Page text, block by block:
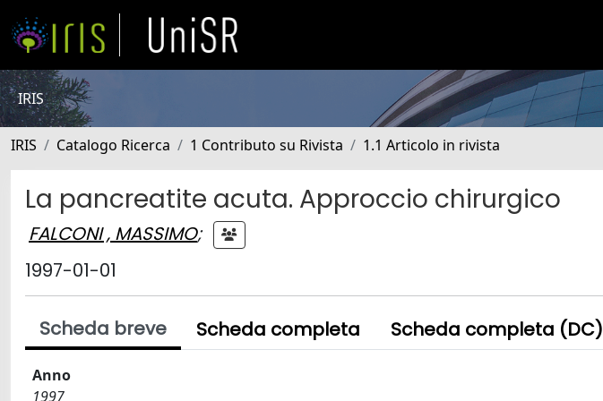
IRIS
IRIS Catalogo Ricerca 1 Contributo su Rivista 1.1 Articolo in rivista
La pancreatite acuta. Approccio chirurgico
FALCONI , MASSIMO;
1997-01-01
Scheda breve Scheda completa Scheda completa (DC)
Anno
1997